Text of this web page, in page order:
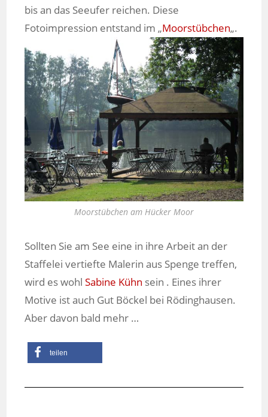
bis an das Seeufer reichen. Diese
Fotoimpression entstand im „Moorstübchen„.
Moorstübchen am Hücker Moor
Sollten Sie am See eine in ihre Arbeit an der
Staffelei vertiefte Malerin aus Spenge treffen,
wird es wohlSabine Kühn sein . Eines ihrer
Motive ist auch Gut Böckel bei Rödinghausen.
Aber davon bald mehr …
teilen